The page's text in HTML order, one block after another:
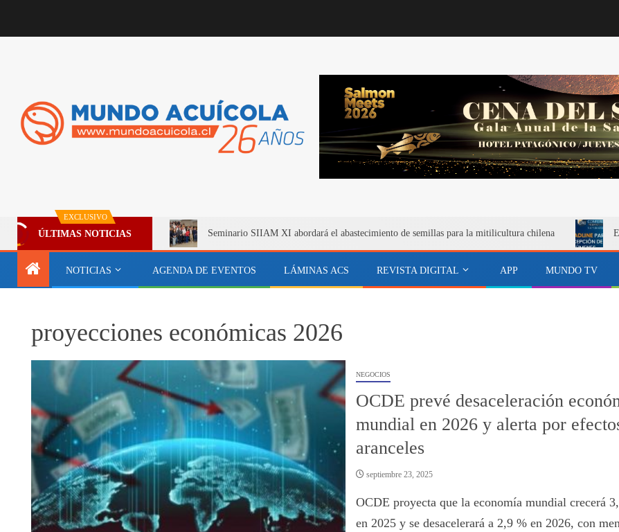
EXCLUSIVO
ÚLTIMAS NOTICIAS Seminario SIIAM XI abordará el abastecimiento de semillas para la mitilicultura chilena
NOTICIAS AGENDA DE EVENTOS LÁMINAS ACS REVISTA DIGITAL APP MUNDO TV
proyecciones económicas 2026
NEGOCIOS
OCDE prevé desaceleración
mundial en 2026 y alerta por
aranceles
septiembre 23, 2025
OCDE proyecta que la economía mundial crecerá
en 2025 y se desacelerará a 2,9 % en 2026, con